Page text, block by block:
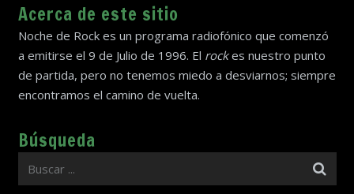
Acerca de este sitio
Noche de Rock es un programa radiofónico que comenzó
a emitirse el 9 de Julio de 1996. El rockes nuestro punto
de partida, pero no tenemos miedo a desviarnos; siempre
encontramos el camino de vuelta.
Búsqueda